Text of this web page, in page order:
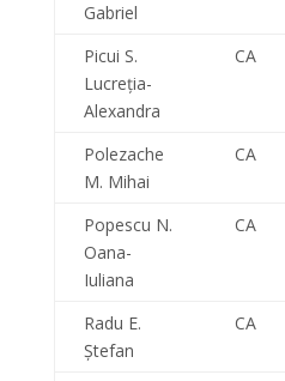
Gabriel
Picui S.
Lucreţia-
Alexandra
CA
Polezache
M. Mihai
CA
Popescu N.
Oana-
Iuliana
CA
Radu E.
Ştefan
CA